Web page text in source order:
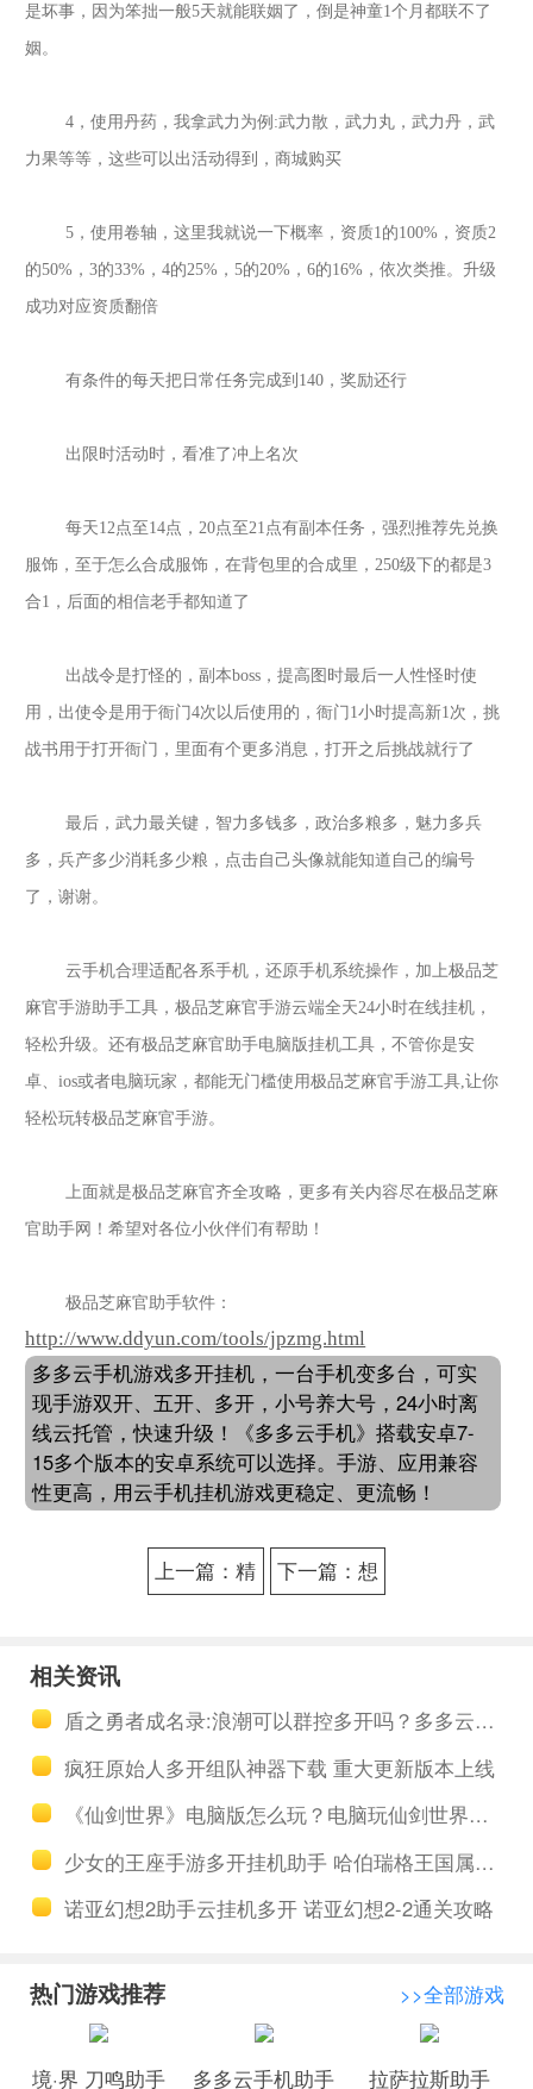
是坏事，因为笨拙一般5天就能联姻了，倒是神童1个月都联不了
姻。
4，使用丹药，我拿武力为例:武力散，武力丸，武力丹，武
力果等等，这些可以出活动得到，商城购买
5，使用卷轴，这里我就说一下概率，资质1的100%，资质2
的50%，3的33%，4的25%，5的20%，6的16%，依次类推。升级
成功对应资质翻倍
有条件的每天把日常任务完成到 140，奖励还行
出限时活动时，看准了冲上名次
每天12点至14点，20点至21点有副本任务，强烈推荐先兑换
服饰，至于怎么合成服饰，在背包里的合成里，250级下的都是3
合1，后面的相信老手都知道了
出战令是打怪的，副本boss，提高图时最后一人性怪时使
用，出使令是用于衙门4次以后使用的，衙门1小时提高新1次，挑
战书用于打开衙门，里面有个更多消息，打开之后挑战就行了
最后，武力最关键，智力多钱多，政治多粮多，魅力多兵
多，兵产多少消耗多少粮，点击自己头像就能知道自己的编号
了，谢谢。
云手机合理适配各系手机，还原手机系统操作，加上极品芝
麻官手游助手工具，极品芝麻官手游云端全天24小时在线挂机，
轻松升级。还有极品芝麻官助手电脑版挂机工具，不管你是安
卓、ios或者电脑玩家，都能无门槛使用极品芝麻官手游工具 ,让你
轻松玩转极品芝麻官手游。
上面就是极品芝麻官齐全攻略 ，更多有关内容尽在极品芝麻
官助手网！希望对各位小伙伴们有帮助！
极品芝麻官助手软件：
http://www.ddyun.com/tools/jpzmg.html
多多云手机游戏多开挂机，一台手机变多台，可实
现手游双开、五开、多开，小号养大号，24小时离
线云托管，快速升级！《多多云手机》搭载安卓7-
15多个版本的安卓系统可以选择。手游、应用兼容
性更高，用云手机挂机游戏更稳定、更流畅！
上一篇：精
下一篇：想
相关资讯
盾之勇者成名录:浪潮可以群控多开吗？多多云群控多开好用吗？
疯狂原始人多开组队神器下载 重大更新版本上线
《仙剑世界》电脑版怎么玩？电脑玩仙剑世界手游下载、云手机安装教程
少女的王座手游多开挂机助手 哈伯瑞格王国属性详细介绍
诺亚幻想2助手云挂机多开 诺亚幻想2-2通关攻略
热门游戏推荐 >>全部游戏
境·界 刀鸣助手 多多云手机助手 拉萨拉斯助手